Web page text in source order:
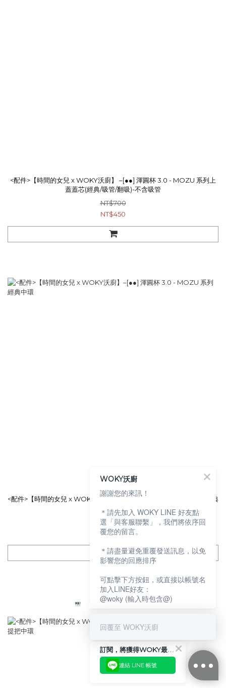
<配件>【時間的女兒 x WOKY沃廚】 –[●●] 渾圓杯 3.0 - MOZU 系列上
蓋蓋芯(經典/吸管/翻吸)-不含吸管
NT$700
NT$450
<配件>【時間的女兒 x WOKY沃廚】–[●●] 渾圓杯 3.0 - MOZU 系列經典
中環
NT$650
NT$250
訂閱，將獲得WOKY最新消息
連結 LINE 帳號
WOKY沃廚
謝謝您的來訊！
＊請先加入 WOKY LINE 好友點
選「與客服聯繫」，我們將依序回
覆您的留言。
＊請盡量避免重覆發送訊息，以免
影響您的回應排序
可點擊下方按鈕，或直接以帳號名
加入LINE好友：
@woky (輸入時包含@)
回覆至 WOKY沃廚